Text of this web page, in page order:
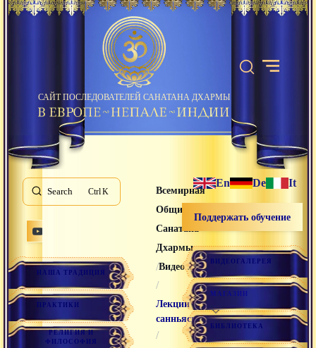
САЙТ ПОСЛЕДОВАТЕЛЕЙ САНАТАНА ДХАРМЫ
Search K
НАША ТРАДИЦИЯ
ПРАКТИКИ
РЕЛИГИЯ И
ФИЛОСОФИЯ
Всемирная
Община
Санатана
Дхармы
/Видео лекции
/
Лекции
санньяси
/
En De It
Поддержать обучение
ВИДЕОГАЛЕРЕЯ
МАГАЗИН
БИБЛИОТЕКА